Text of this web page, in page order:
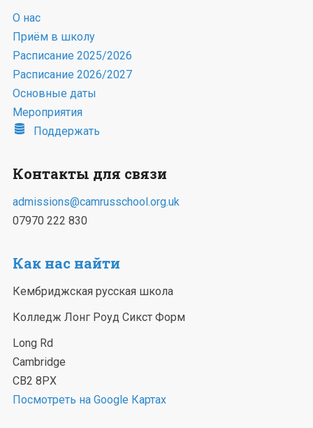
О нас
Приём в школу
Расписание 2025/2026
Расписание 2026/2027
Основные даты
Мероприятия
Поддержать
Контакты для связи
admissions@camrusschool.org.uk
07970 222 830
Как нас найти
Кембриджская русская школа
Колледж Лонг Роуд Сикст Форм
Long Rd
Cambridge
CB2 8PX
Посмотреть на Google Картах